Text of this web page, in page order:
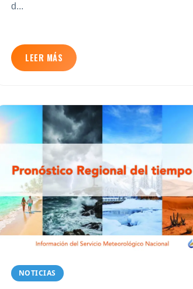
d...
LEER MÁS
NOTICIAS